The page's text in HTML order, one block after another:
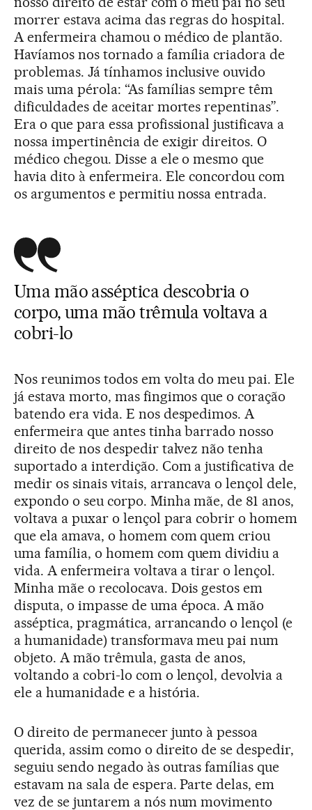
morrer estava acima das regras do hospital.
A enfermeira chamou o médico de plantão.
Havíamos nos tornado a família criadora de
problemas. Já tínhamos inclusive ouvido
mais uma pérola: “As famílias sempre têm
dificuldades de aceitar mortes repentinas”.
Era o que para essa profissional justificava a
nossa impertinência de exigir direitos. O
médico chegou. Disse a ele o mesmo que
havia dito à enfermeira. Ele concordou com
os argumentos e permitiu nossa entrada.
Uma mão asséptica descobria o
corpo, uma mão trêmula voltava a
cobri-lo
Nos reunimos todos em volta do meu pai. Ele
já estava morto, mas fingimos que o coração
batendo era vida. E nos despedimos. A
enfermeira que antes tinha barrado nosso
direito de nos despedir talvez não tenha
suportado a interdição. Com a justificativa de
medir os sinais vitais, arrancava o lençol dele,
expondo o seu corpo. Minha mãe, de 81 anos,
voltava a puxar o lençol para cobrir o homem
que ela amava, o homem com quem criou
uma família, o homem com quem dividiu a
vida. A enfermeira voltava a tirar o lençol.
Minha mãe o recolocava. Dois gestos em
disputa, o impasse de uma época. A mão
asséptica, pragmática, arrancando o lençol (e
a humanidade) transformava meu pai num
objeto. A mão trêmula, gasta de anos,
voltando a cobri-lo com o lençol, devolvia a
ele a humanidade e a história.
O direito de permanecer junto à pessoa
querida, assim como o direito de se despedir,
seguiu sendo negado às outras famílias que
estavam na sala de espera. Parte delas, em
vez de se juntarem a nós num movimento